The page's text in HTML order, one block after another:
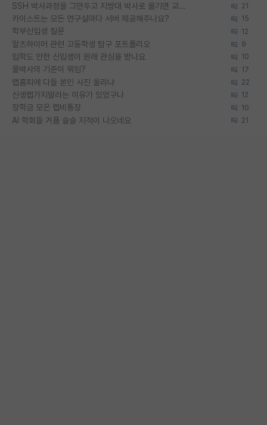
SSH 박사과정을 그만두고 지방대 박사로 옮기면 교수의 꿈은 끝일까요? 21
카이스트는 모든 연구실마다 서버 제공해주나요? 15
학부신입생 질문 12
알츠하이머 관련 고등학생 탐구 포트폴리오 9
입학도 안한 신입생이 원래 관심을 받나요 10
물박사의 기준이 뭐임? 17
랩홈피에 다들 본인 사진 올리냐 22
신생랩가지말라는 이유가 있었구나 12
장학금 모은 랩비통장 10
AI 학회들 거품 슬슬 지적이 나오네요 21